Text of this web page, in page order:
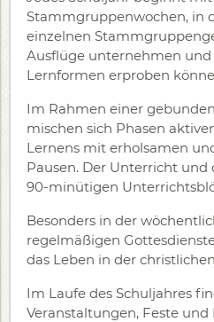
Stammgruppenwochen, in
einzelnen
Ausflüge unternehmen und
Lernformen erproben
Im Rahmen einer
mischen sich Phasen
Lernens mit erholsamen
Pausen. Der Unterricht
90-minütigen
Besonders in der
regelmäßigen
das Leben in der
Im Laufe des Schuljahres
Veranstaltungen, Feste